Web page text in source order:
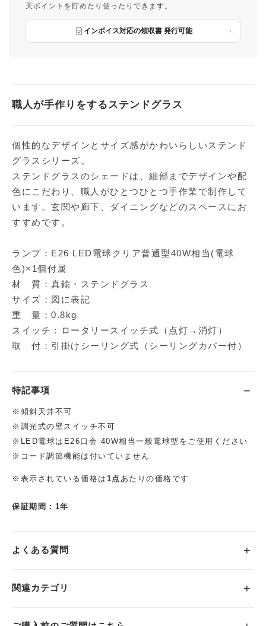
天ポイントを貯めたり使ったりできます。
インボイス対応の領収書 発行可能
職人が手作りをするステンドグラス
個性的なデザインとサイズ感がかわいらしいステンド
グラスシリーズ。
ステンドグラスのシェードは、細部までデザインや配
色にこだわり、職人がひとつひとつ手作業で制作して
います。玄関や廊下、ダイニングなどのスペースにお
すすめです。
ランプ：E26 LED電球クリア普通型40W相当(電球
色)×1個付属
材 質：真鍮・ステンドグラス
サイズ：図に表記
重 量：0.8kg
スイッチ：ロータリースイッチ式（点灯→消灯）
取 付：引掛けシーリング式（シーリングカバー付）
特記事項
※傾斜天井不可
※調光式の壁スイッチ不可
※LED電球はE26口金 40W相当一般電球型をご使用ください
※コード調節機能は付いていません
※表示されている価格は 1点あたりの価格です
保証期間：1年
よくある質問
関連カテゴリ